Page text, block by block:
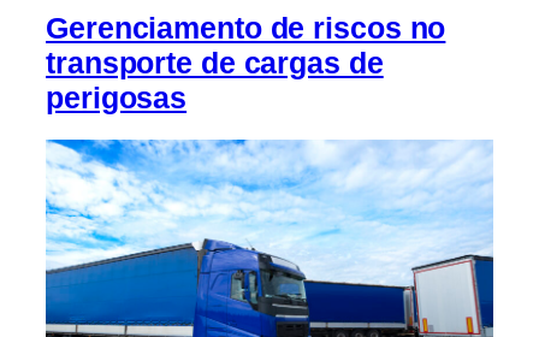
Gerenciamento de riscos no
transporte de cargas de
perigosas